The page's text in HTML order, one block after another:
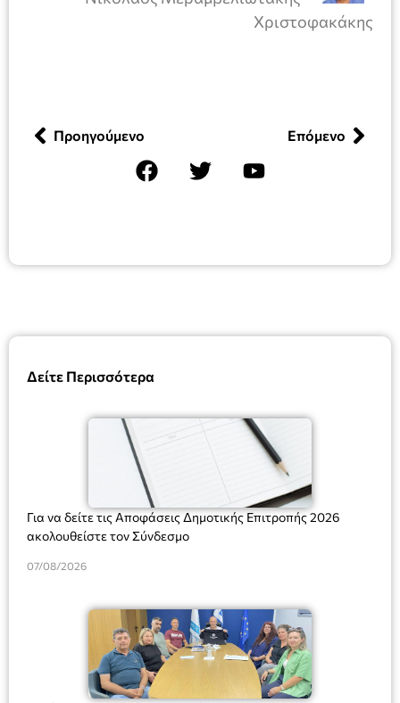
Δείτε Περισσότερα
Για να δείτε τις Αποφάσεις Δημοτικής Επιτροπής 2026
ακολουθείστε τον Σύνδεσμο
07/08/2026
Χριστοφακάκης
Προηγούμενο Επόμενο